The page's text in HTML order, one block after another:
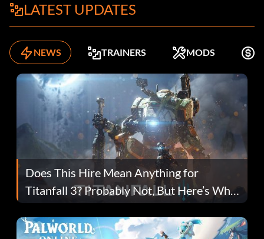
LATEST UPDATES
NEWS TRAINERS MODS
Does This Hire Mean Anything for
Titanfall 3? Probably Not, But Here’s Why
Fans Are Hopeful